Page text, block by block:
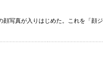
写真が入りはじめた。これを「顔ジ